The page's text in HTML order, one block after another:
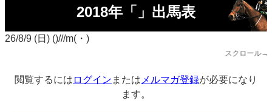
2018年「」出馬表
26/8/9 (日) ()///m(・)
スクロール→
閲覧するには ログイン または メルマガ登録が必要になり
ます。